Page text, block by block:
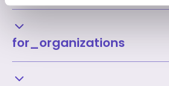
for_organizations